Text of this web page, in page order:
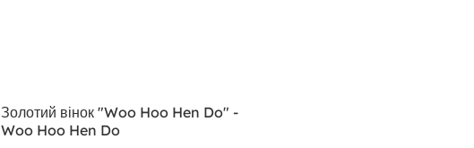
Золотий вінок "Woo Hoo Hen Do" -
Woo Hoo Hen Do